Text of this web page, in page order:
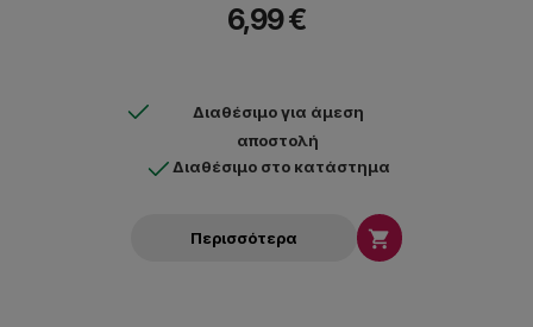
6,99 €
Διαθέσιμο για άμεση
αποστολή
Διαθέσιμο στο κατάστημα
Περισσότερα 